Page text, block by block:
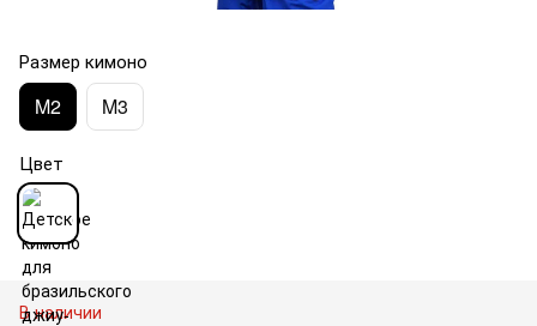
Размер кимоно
M2 M3
Цвет
В наличии